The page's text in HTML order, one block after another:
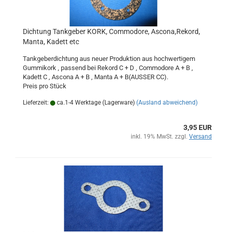
Dichtung Tankgeber KORK, Commodore, Ascona,Rekord,
Manta, Kadett etc
Tankgeberdichtung aus neuer Produktion aus hochwertigem
Gummikork , passend bei Rekord C + D , Commodore A + B ,
Kadett C , Ascona A + B , Manta A + B(AUSSER CC).
Preis pro Stück
Lieferzeit: ca.1-4 Werktage (Lagerware) (Ausland abweichend)
3,95 EUR
inkl. 19% MwSt. zzgl. Versand